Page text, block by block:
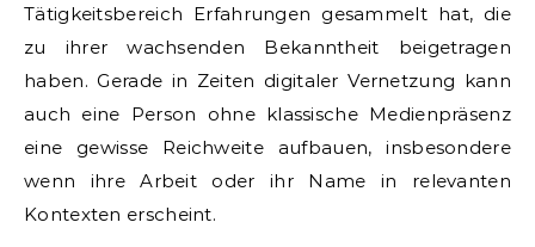
Tätigkeitsbereich Erfahrungen gesammelt hat, die
zu ihrer wachsenden Bekanntheit beigetragen
haben. Gerade in Zeiten digitaler Vernetzung kann
auch eine Person ohne klassische Medienpräsenz
eine gewisse Reichweite aufbauen, insbesondere
wenn ihre Arbeit oder ihr Name in relevanten
Kontexten erscheint.